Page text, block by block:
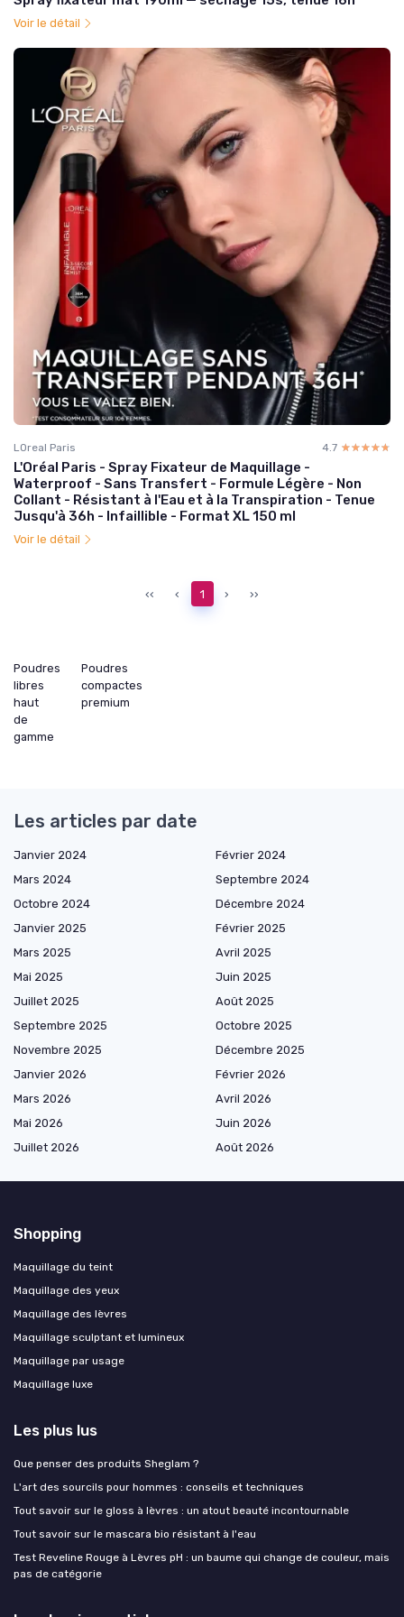
Voir le détail
LOreal Paris 4.7 ☆☆☆☆☆
★★★★★
L'Oréal Paris - Spray Fixateur de Maquillage -
Waterproof - Sans Transfert - Formule Légère - Non
Collant - Résistant à l'Eau et à la Transpiration - Tenue
Jusqu'à 36h - Infaillible - Format XL 150 ml
Voir le détail
‹‹ ‹ 1 › ››
Poudres
libres
haut
de
gamme
Poudres
compactes
premium
Les articles par date
Janvier 2024
Février 2024
Mars 2024
Septembre 2024
Octobre 2024
Décembre 2024
Janvier 2025
Février 2025
Mars 2025
Avril 2025
Mai 2025
Juin 2025
Juillet 2025
Août 2025
Septembre 2025
Octobre 2025
Novembre 2025
Décembre 2025
Janvier 2026
Février 2026
Mars 2026
Avril 2026
Mai 2026
Juin 2026
Juillet 2026
Août 2026
Shopping
Maquillage du teint
Maquillage des yeux
Maquillage des lèvres
Maquillage sculptant et lumineux
Maquillage par usage
Maquillage luxe
Les plus lus
Que penser des produits Sheglam ?
L'art des sourcils pour hommes : conseils et techniques
Tout savoir sur le gloss à lèvres : un atout beauté incontournable
Tout savoir sur le mascara bio résistant à l'eau
Test Reveline Rouge à Lèvres pH : un baume qui change de couleur, mais
pas de catégorie